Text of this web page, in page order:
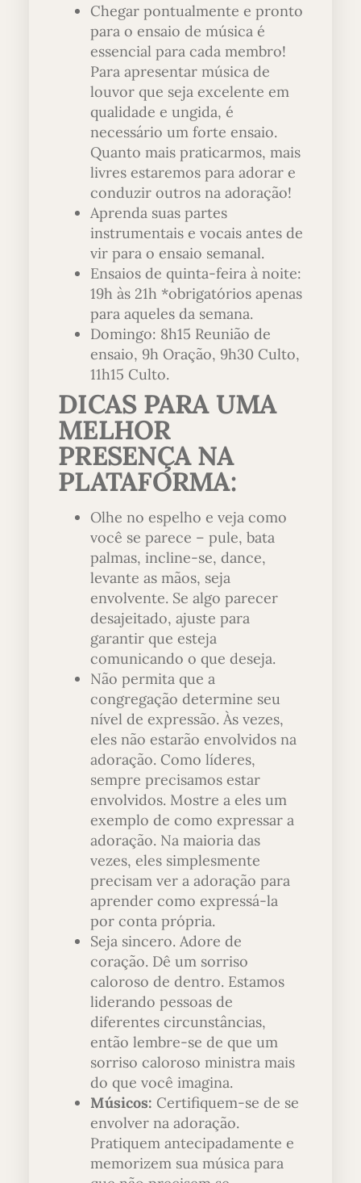
Chegar pontualmente e pronto
para o ensaio de música é
essencial para cada membro!
Para apresentar música de
louvor que seja excelente em
qualidade e ungida, é
necessário um forte ensaio.
Quanto mais praticarmos, mais
livres estaremos para adorar e
conduzir outros na adoração!
Aprenda suas partes
instrumentais e vocais antes de
vir para o ensaio semanal.
Ensaios de quinta-feira à noite:
19h às 21h *obrigatórios apenas
para aqueles da semana.
Domingo: 8h15 Reunião de
ensaio, 9h Oração, 9h30 Culto,
11h15 Culto.
DICAS PARA UMA
MELHOR
PRESENÇA NA
PLATAFORMA:
Olhe no espelho e veja como
você se parece – pule, bata
palmas, incline-se, dance,
levante as mãos, seja
envolvente. Se algo parecer
desajeitado, ajuste para
garantir que esteja
comunicando o que deseja.
Não permita que a
congregação determine seu
nível de expressão. Às vezes,
eles não estarão envolvidos na
adoração. Como líderes,
sempre precisamos estar
envolvidos. Mostre a eles um
exemplo de como expressar a
adoração. Na maioria das
vezes, eles simplesmente
precisam ver a adoração para
aprender como expressá-la
por conta própria.
Seja sincero. Adore de
coração. Dê um sorriso
caloroso de dentro. Estamos
liderando pessoas de
diferentes circunstâncias,
então lembre-se de que um
sorriso caloroso ministra mais
do que você imagina.
Músicos: Certifiquem-se de se
envolver na adoração.
Pratiquem antecipadamente e
memorizem sua música para